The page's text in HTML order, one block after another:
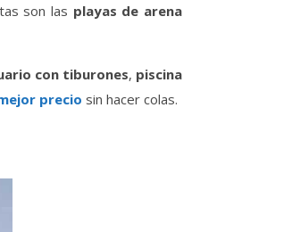
son las playas de arena
con tiburones, piscina
precio sin hacer colas.